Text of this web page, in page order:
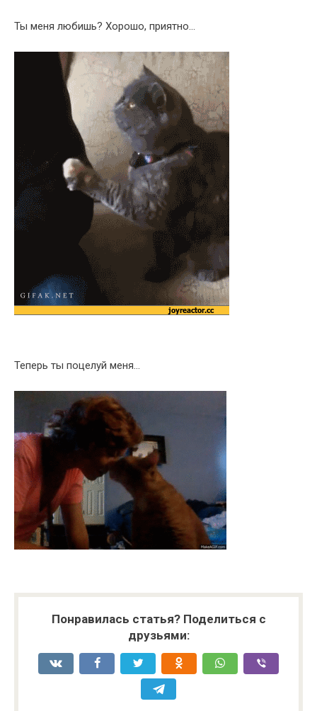
Ты меня любишь? Хорошо, приятно…
Теперь ты поцелуй меня…
Понравилась статья? Поделиться с
друзьями: